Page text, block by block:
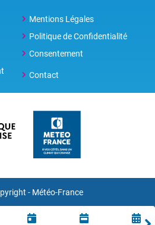
Mentions Légales
Politique de Confidentialité
Consentement
Contact
- Météo-France